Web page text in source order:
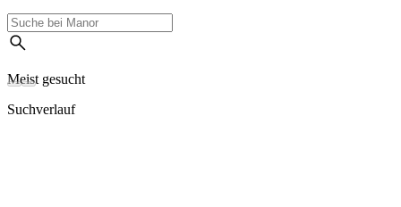
Meist gesucht
Suchverlauf